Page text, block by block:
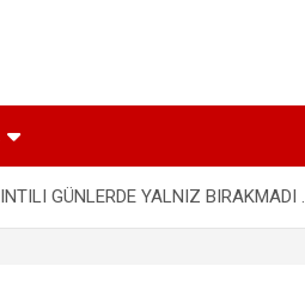
GÜNLERDE YALNIZ BIRAKMADI .